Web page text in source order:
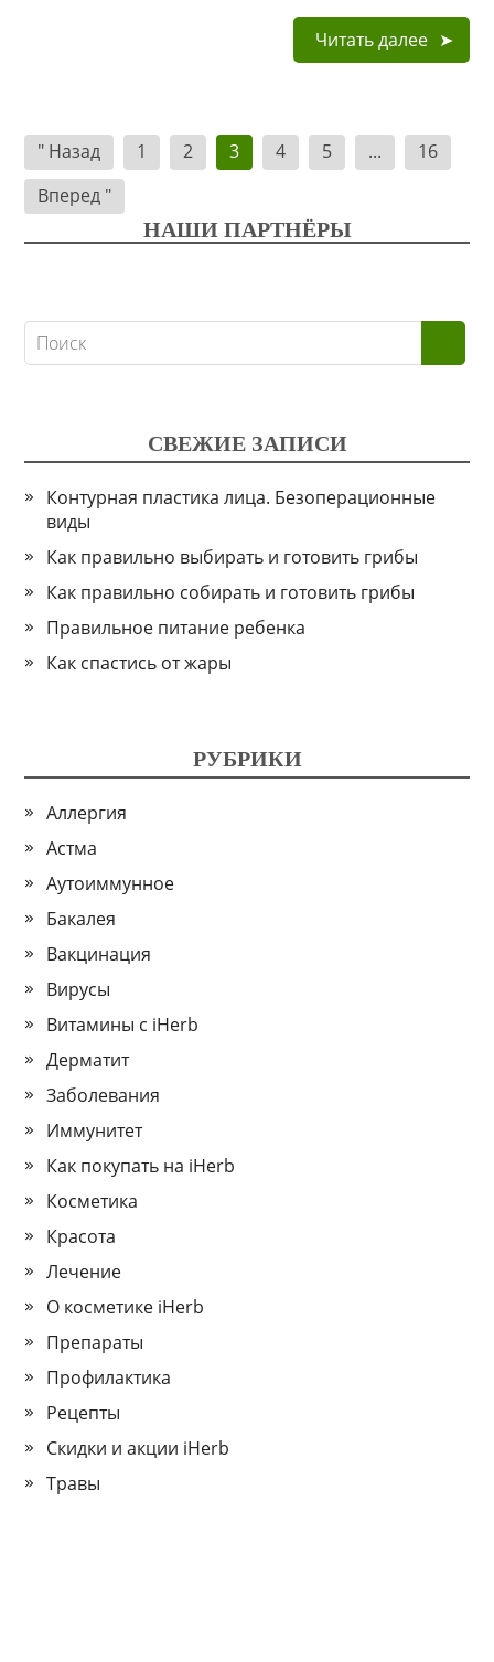
Читать далее
Навигация
по
записям
" Назад 1 2 3 4 5 ...
16
Вперед "
НАШИ ПАРТНЁРЫ
СВЕЖИЕ ЗАПИСИ
Контурная пластика лица. Безоперационные
виды
Как правильно выбирать и готовить грибы
Как правильно собирать и готовить грибы
Правильное питание ребенка
Как спастись от жары
РУБРИКИ
Аллергия
Астма
Аутоиммунное
Бакалея
Вакцинация
Вирусы
Витамины с iHerb
Дерматит
Заболевания
Иммунитет
Как покупать на iHerb
Косметика
Красота
Лечение
О косметике iHerb
Препараты
Профилактика
Рецепты
Скидки и акции iHerb
Травы